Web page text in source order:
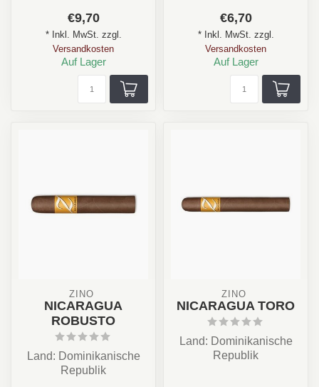
Nuss
Format: ...
€9,70
* Inkl. MwSt. zzgl.
Versandkosten
Auf Lager
Aroma: Gras, Creme,
Süß
Format: S...
€6,70
* Inkl. MwSt. zzgl.
Versandkosten
Auf Lager
ZINO
NICARAGUA
ROBUSTO
Land: Dominikanische
Republik
ZINO
NICARAGUA TORO
Land: Dominikanische
Republik